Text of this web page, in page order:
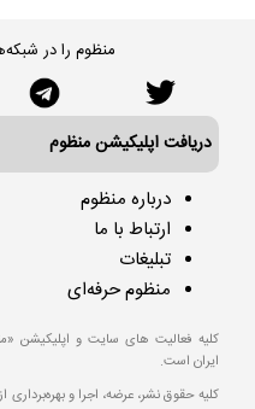
منظوم را در
دریافت اپلیکیشن منظوم
درباره منظوم
ارتباط با ما
تبلیغات
منظوم حرفه‌ای
کلیه فعالیت های سایت و اپلیکیشن
ایران است.
کلیه حقوق نشر، عرضه، اجرا و